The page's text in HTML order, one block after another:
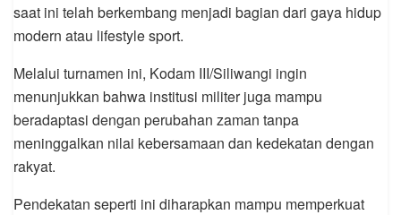
saat ini telah berkembang menjadi bagian dari gaya hidup
modern atau lifestyle sport.
Melalui turnamen ini, Kodam III/Siliwangi ingin
menunjukkan bahwa institusi militer juga mampu
beradaptasi dengan perubahan zaman tanpa
meninggalkan nilai kebersamaan dan kedekatan dengan
rakyat.
Pendekatan seperti ini diharapkan mampu memperkuat